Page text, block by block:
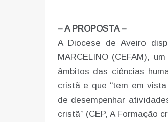
– A PROPOSTA –
A Diocese de Aveiro
MARCELINO (CEFAM),
âmbitos das ciências
cristã e que “tem em
de desempenhar
cristã” (CEP, A Formação